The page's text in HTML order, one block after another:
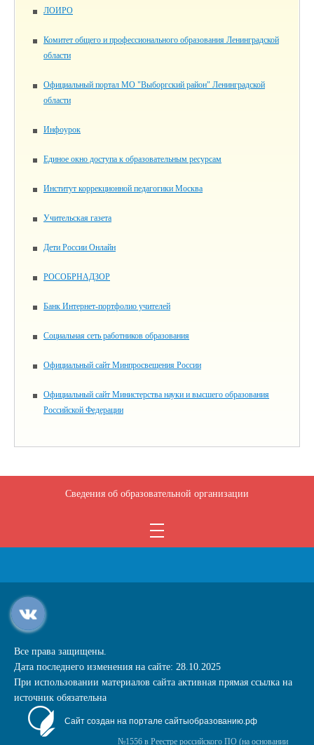
ЛОИРО
Комитет общего и профессионального образования Ленинградской
области
Официальный портал МО "Выборгский район" Ленинградской
области
Инфоурок
Единое окно доступа к образовательным ресурсам
Институт коррекционной педагогики Москва
Учительская газета
Дети России Онлайн
РОСОБРНАДЗОР
Банк Интернет-портфолио учителей
Социальная сеть работников образования
Официальный сайт Минпросвещения России
Официальный сайт Министерства науки и высшего образования
Российской Федерации
Сведения об образовательной организации
Все права защищены.
Дата последнего изменения на сайте: 28.10.2025
При использовании материалов сайта активная прямая ссылка на
источник обязательна
Сайт создан на портале сайтыобразованию.рф
№1556 в Реестре российского ПО (на основании